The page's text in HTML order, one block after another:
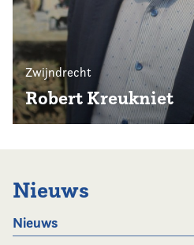
Zwijndrecht
Robert Kreukniet
Nieuws
Nieuws